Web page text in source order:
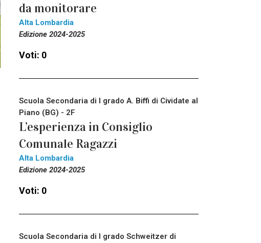
da monitorare
Alta Lombardia
Edizione 2024-2025
Voti: 0
Scuola Secondaria di I grado A. Biffi di Cividate al
Piano (BG) - 2F
L’esperienza in Consiglio
Comunale Ragazzi
Alta Lombardia
Edizione 2024-2025
Voti: 0
Scuola Secondaria di I grado Schweitzer di